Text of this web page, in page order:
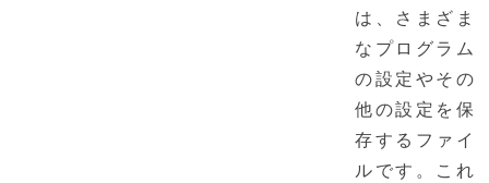
は、さまざま
なプログラム
の設定やその
他の設定を保
存するファイ
ルです。これ